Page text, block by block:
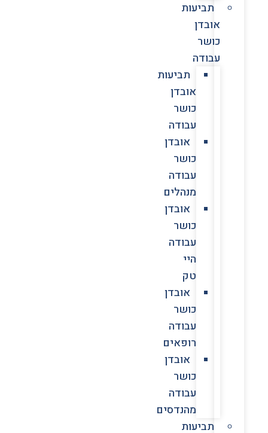
תביעות
אובדן
כושר
עבודה
תביעות
אובדן
כושר
עבודה
אובדן
כושר
עבודה
מנהלים
אובדן
כושר
עבודה
היי
טק
אובדן
כושר
עבודה
רופאים
אובדן
כושר
עבודה
מהנדסים
תביעות